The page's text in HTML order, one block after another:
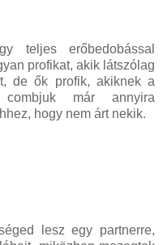
teljes erőbedobással
profikat, akik látszólag
de ők profik, akiknek a
már annyira
hogy nem árt nekik.
lesz egy partnerre,